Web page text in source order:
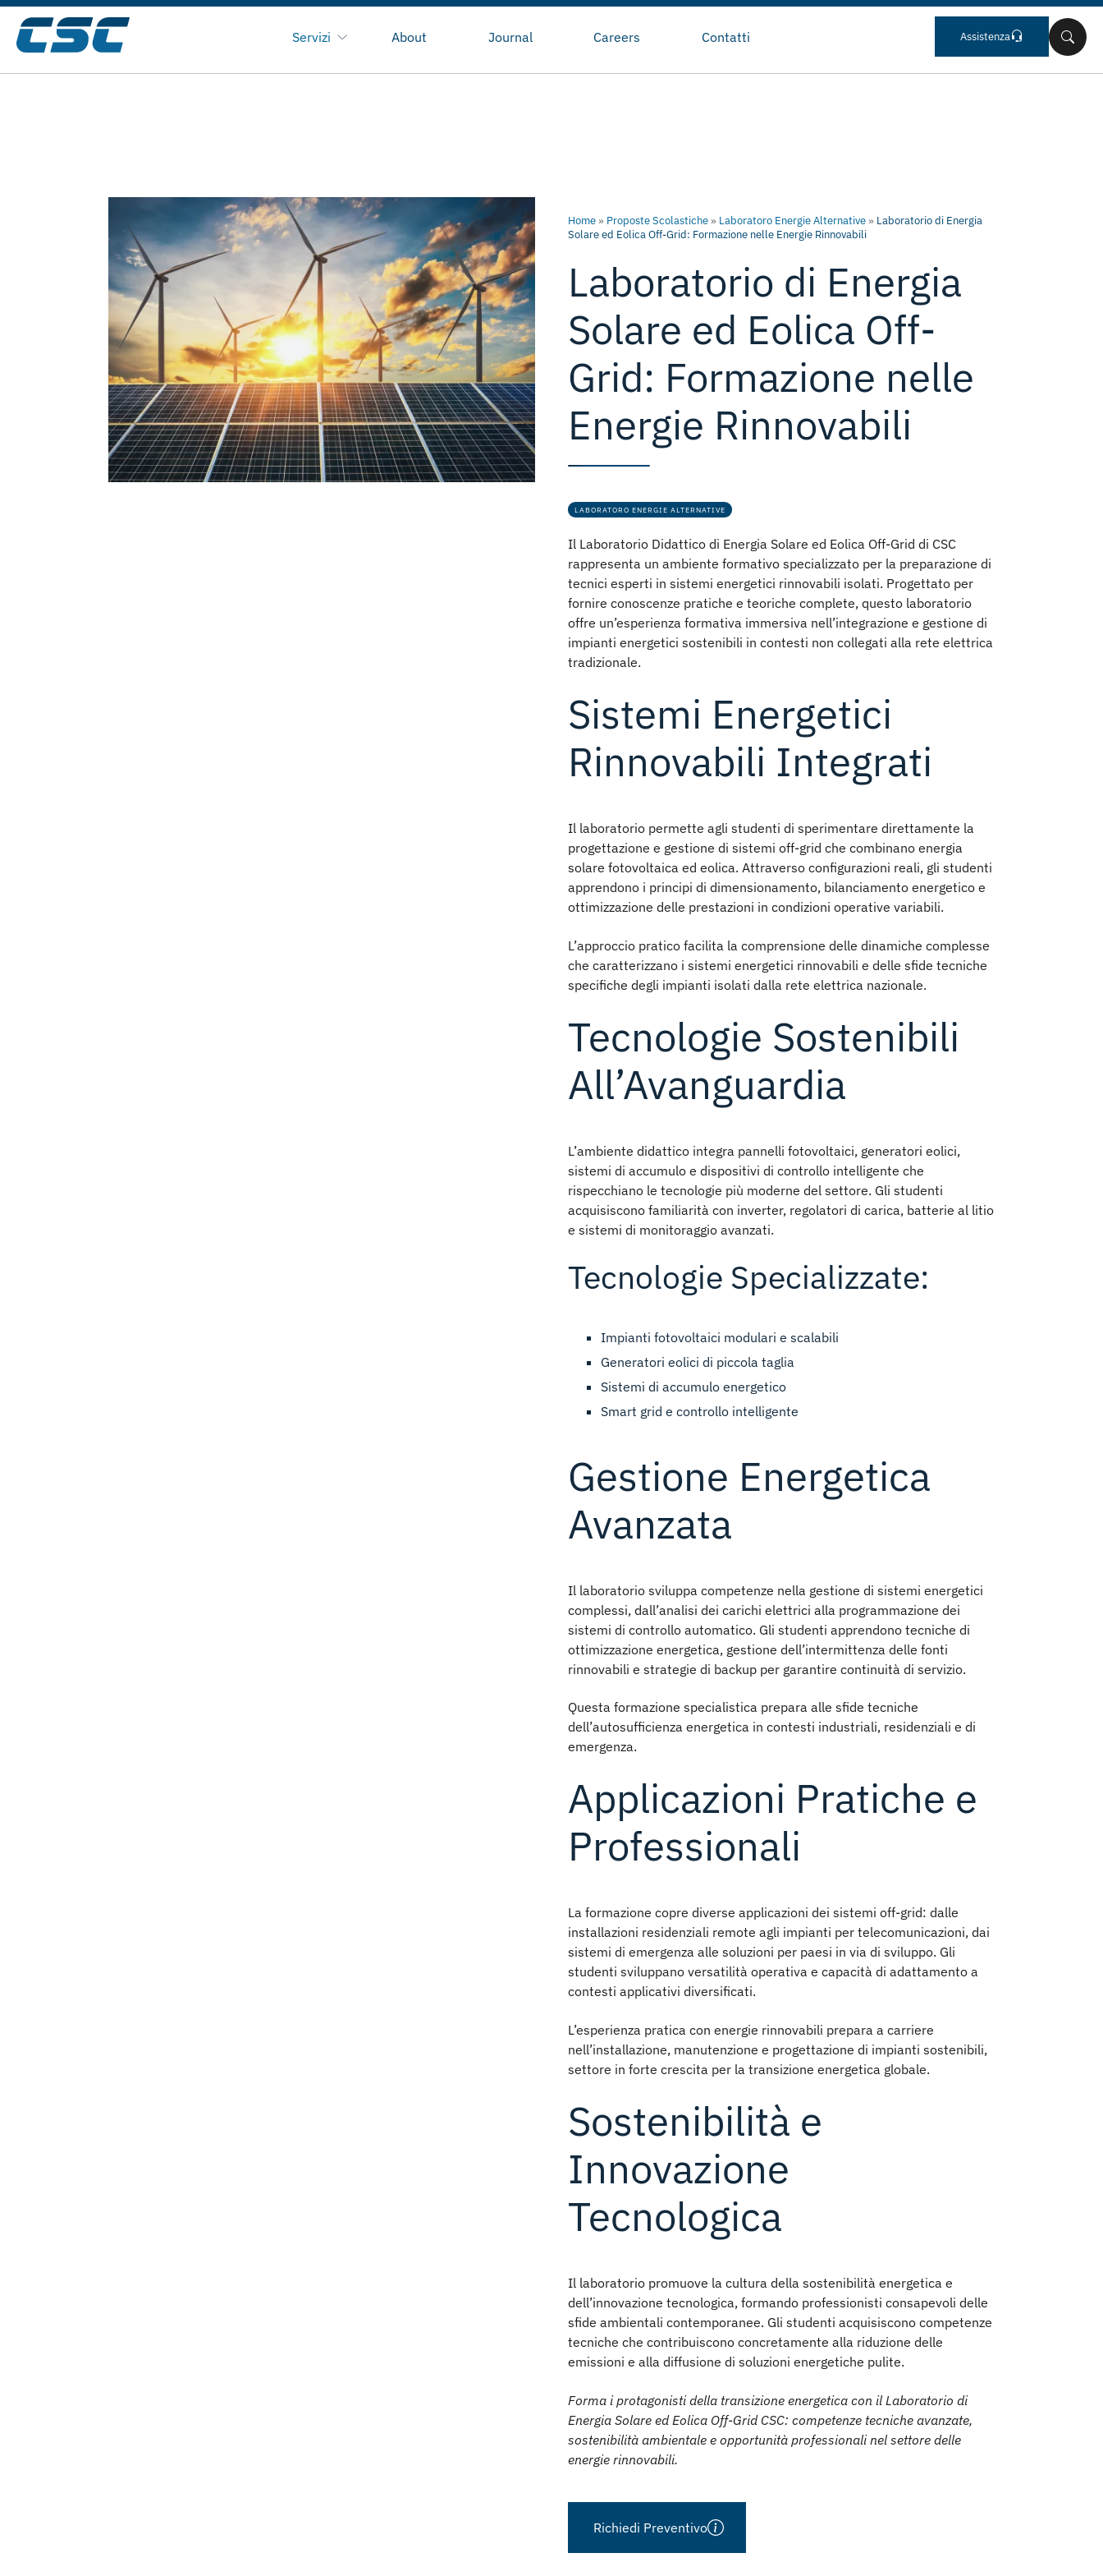
Servizi About Journal Careers Contatti Assistenza
Home» Proposte Scolastiche» Laboratoro Energie Alternative» Laboratorio di Energia
Solare ed Eolica Off-Grid: Formazione nelle Energie Rinnovabili
Laboratorio di Energia
Solare ed Eolica Off-
Grid: Formazione nelle
Energie Rinnovabili
LABORATORO ENERGIE ALTERNATIVE
Il Laboratorio Didattico di Energia Solare ed Eolica Off-Grid di CSC
rappresenta un ambiente formativo specializzato per la preparazione di
tecnici esperti in sistemi energetici rinnovabili isolati. Progettato per
fornire conoscenze pratiche e teoriche complete, questo laboratorio
offre un’esperienza formativa immersiva nell’integrazione e gestione di
impianti energetici sostenibili in contesti non collegati alla rete elettrica
tradizionale.
Sistemi Energetici
Rinnovabili Integrati
Il laboratorio permette agli studenti di sperimentare direttamente la
progettazione e gestione di sistemi off-grid che combinano energia
solare fotovoltaica ed eolica. Attraverso configurazioni reali, gli studenti
apprendono i principi di dimensionamento, bilanciamento energetico e
ottimizzazione delle prestazioni in condizioni operative variabili.
L’approccio pratico facilita la comprensione delle dinamiche complesse
che caratterizzano i sistemi energetici rinnovabili e delle sfide tecniche
specifiche degli impianti isolati dalla rete elettrica nazionale.
Tecnologie Sostenibili
All’Avanguardia
L’ambiente didattico integra pannelli fotovoltaici, generatori eolici,
sistemi di accumulo e dispositivi di controllo intelligente che
rispecchiano le tecnologie più moderne del settore. Gli studenti
acquisiscono familiarità con inverter, regolatori di carica, batterie al litio
e sistemi di monitoraggio avanzati.
Tecnologie Specializzate:
Impianti fotovoltaici modulari e scalabili
Generatori eolici di piccola taglia
Sistemi di accumulo energetico
Smart grid e controllo intelligente
Gestione Energetica
Avanzata
Il laboratorio sviluppa competenze nella gestione di sistemi energetici
complessi, dall’analisi dei carichi elettrici alla programmazione dei
sistemi di controllo automatico. Gli studenti apprendono tecniche di
ottimizzazione energetica, gestione dell’intermittenza delle fonti
rinnovabili e strategie di backup per garantire continuità di servizio.
Questa formazione specialistica prepara alle sfide tecniche
dell’autosufficienza energetica in contesti industriali, residenziali e di
emergenza.
Applicazioni Pratiche e
Professionali
La formazione copre diverse applicazioni dei sistemi off-grid: dalle
installazioni residenziali remote agli impianti per telecomunicazioni, dai
sistemi di emergenza alle soluzioni per paesi in via di sviluppo. Gli
studenti sviluppano versatilità operativa e capacità di adattamento a
contesti applicativi diversificati.
L’esperienza pratica con energie rinnovabili prepara a carriere
nell’installazione, manutenzione e progettazione di impianti sostenibili,
settore in forte crescita per la transizione energetica globale.
Sostenibilità e
Innovazione
Tecnologica
Il laboratorio promuove la cultura della sostenibilità energetica e
dell’innovazione tecnologica, formando professionisti consapevoli delle
sfide ambientali contemporanee. Gli studenti acquisiscono competenze
tecniche che contribuiscono concretamente alla riduzione delle
emissioni e alla diffusione di soluzioni energetiche pulite.
Forma i protagonisti della transizione energetica con il Laboratorio di
Energia Solare ed Eolica Off-Grid CSC: competenze tecniche avanzate,
sostenibilità ambientale e opportunità professionali nel settore delle
energie rinnovabili.
Richiedi Preventivo